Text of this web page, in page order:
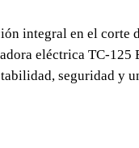
El KIT TC-125
profesional una
integral en el corte
eléctrica TC-125
seguridad y